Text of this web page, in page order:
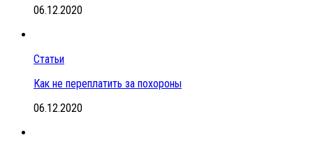
06.12.2020
Статьи
Как не переплатить за похороны
06.12.2020